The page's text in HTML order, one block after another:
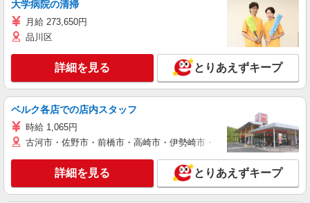
大学病院の清掃
月給 273,650円
品川区
詳細を見る とりあえずキープ
ベルク各店での店内スタッフ
時給 1,065円
古河市・佐野市・前橋市・高崎市・伊勢崎市・太田市・館林市・藤
詳細を見る とりあえずキープ